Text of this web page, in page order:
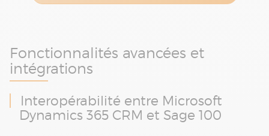
Fonctionnalités avancées et
intégrations
Interopérabilité entre Microsoft
Dynamics 365 CRM et Sage 100